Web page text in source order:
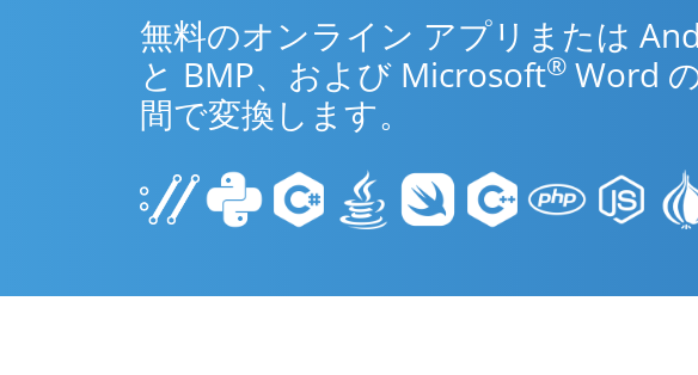
無料のオンライン アプリまたは
と BMP、および Microsoft® Word
間で変換します。